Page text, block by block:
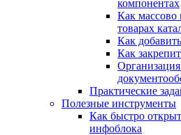
компонентах
Как массово
товарах
Как
Как
Практические
Полезные инструменты
Как быстро
инфоблока